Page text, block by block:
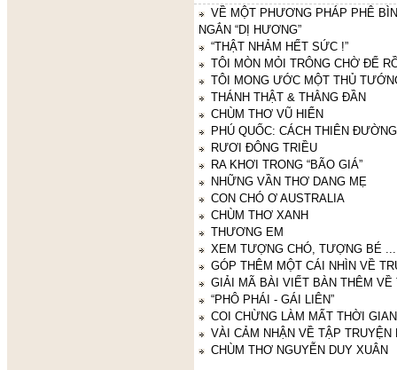
VỀ MỘT PHƯƠNG PHÁP PHÊ
NGẮN “DỊ HƯƠNG”
“THẬT NHẢM HẾT SỨC !”
TÔI MÒN MỎI TRÔNG CHỜ ĐỂ
TÔI MONG ƯỚC MỘT THỦ
THÁNH THẬT & THẰNG ĐẦN
CHÙM THƠ VŨ HIỂN
PHÚ QUỐC: CÁCH THIÊN
RƯƠI ĐÔNG TRIỀU
RA KHƠI TRONG “BÃO GIÁ”
NHỮNG VẦN THƠ DANG MẸ
CON CHÓ Ơ AUSTRALIA
CHÙM THƠ XANH
THƯƠNG EM
XEM TƯỢNG CHÓ, TƯỢNG BÉ
GÓP THÊM MỘT CÁI NHÌN VỀ
GIẢI MÃ BÀI VIẾT BÀN THÊM VỀ
“PHÔ PHÁI - GÁI LIÊN”
COI CHỪNG LÀM MẤT THỜI
VÀI CẢM NHẬN VỀ TẬP TRUYỆN
CHÙM THƠ NGUYỄN DUY XUÂN